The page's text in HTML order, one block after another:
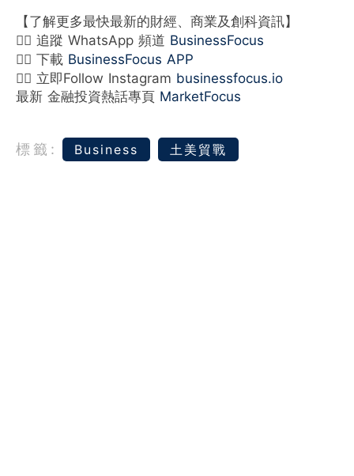
【了解更多最快最新的財經、商業及創科資訊】
👉🏻 追蹤 WhatsApp 頻道 BusinessFocus
👉🏻 下載 BusinessFocus APP
👉🏻 立即Follow Instagram businessfocus.io
最新 金融投資熱話專頁 MarketFocus
標籤: Business 土美貿戰